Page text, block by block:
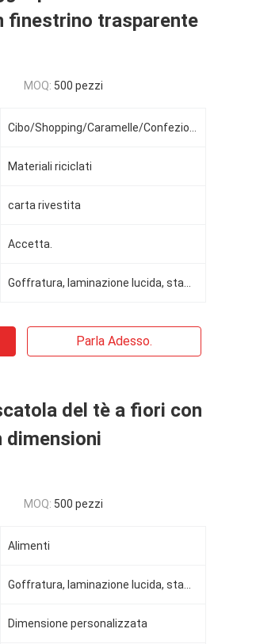
finestrino trasparente
MOQ: 500 pezzi
Materiali riciclati
carta rivestita
Accetta.
Parla Adesso.
del tè a fiori con
MOQ: 500 pezzi
Alimenti
Dimensione personalizzata